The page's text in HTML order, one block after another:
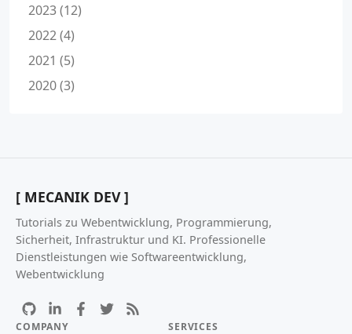
2023 (12)
2022 (4)
2021 (5)
2020 (3)
[ MECANIK DEV ]
Tutorials zu Webentwicklung, Programmierung,
Sicherheit, Infrastruktur und KI. Professionelle
Dienstleistungen wie Softwareentwicklung,
Webentwicklung
COMPANY SERVICES